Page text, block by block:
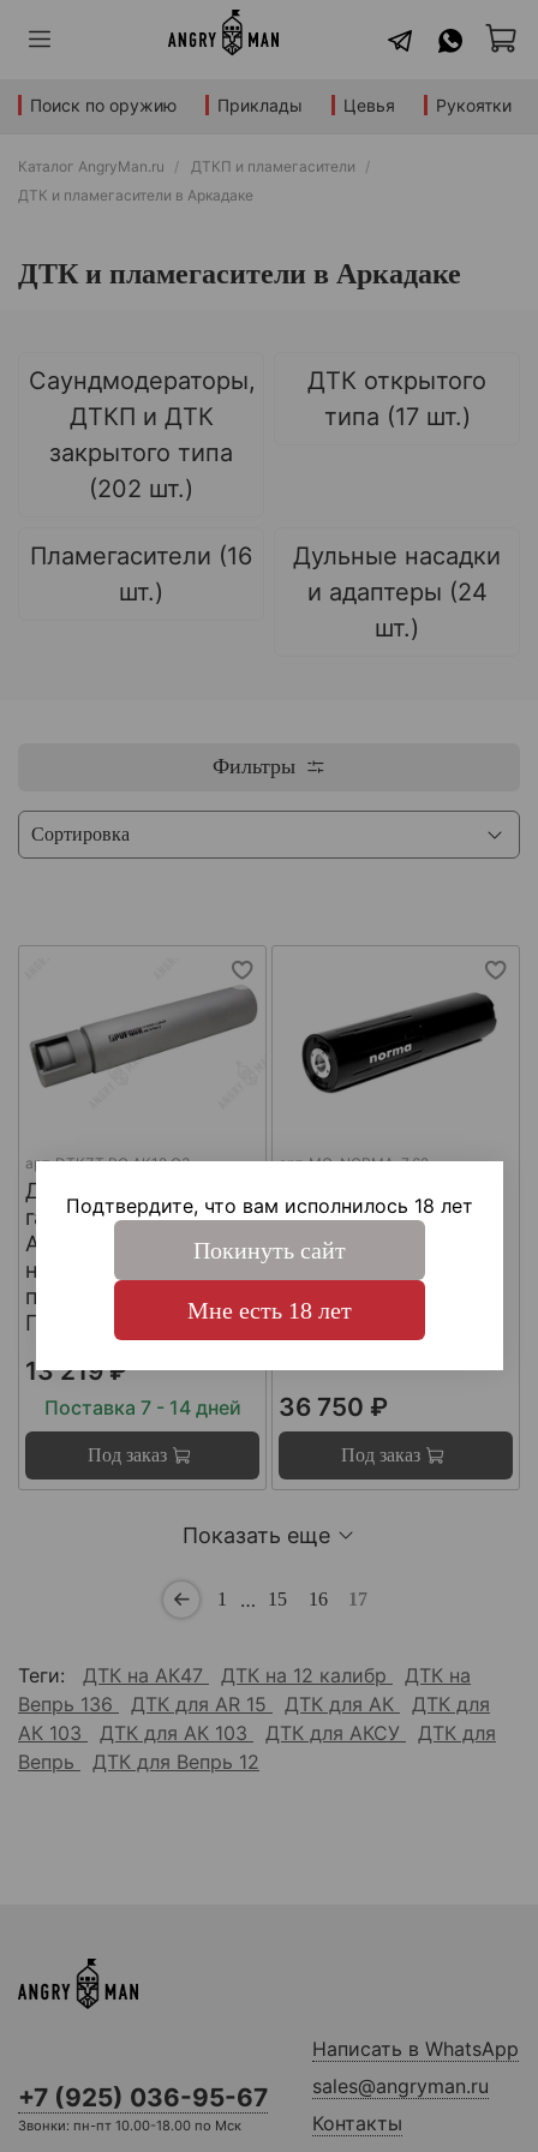
Поиск по оружию Приклады Цевья Рукоятки
Каталог AngryMan.ru
ДТКП и пламегасители
ДТК и пламегасители в Аркадаке
ДТК и пламегасители в Аркадаке
Саундмодераторы,
ДТКП и ДТК
закрытого типа
(202 шт.)
ДТК открытого
типа (17 шт.)
Пламегасители (16
шт.)
Дульные насадки
и адаптеры (24
шт.)
Фильтры
арт.DTKZT PG АК12 G3
ДТКП
газоразгруженный на
АК12 G3 (с
несъемным
пламегасителем) ,
Пафган / PufGun
13 219 ₽
Поставка 7 - 14 дней
Под заказ
арт.MG-NORMA-7.62
газоразгруженный
"NORMA" на
карабины, калибр
30-06, Matilda MG
36 750 ₽
Под заказ
Показать еще
1 … 15 16 17
Теги: ДТК на АК47 ДТК на 12 калибр
ДТК на
Вепрь 136
ДТК для AR 15 ДТК для АК
ДТК для
АК 103
ДТК для АК 103 ДТК для АКСУ
ДТК для
Вепрь
ДТК для Вепрь 12
+7 (925) 036-95-67
Звонки: пн-пт 10.00-18.00 по Мск
Написать в WhatsApp
sales@angryman.ru
Контакты
Подтвердите, что вам исполнилось 18 лет
Покинуть сайт
Мне есть 18 лет